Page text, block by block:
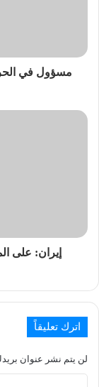
مسؤول في
إيران: على
اترك تعليقاً
لن يتم نشر عنوان